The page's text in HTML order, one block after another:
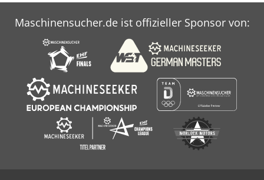
Maschinensucher.de ist offizieller Sponsor von: